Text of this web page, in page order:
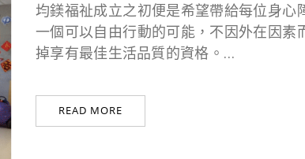
均鎂福祉成立之初便是希望帶給每位身心
一個可以自由行動的可能，不因外在因素
掉享有最佳生活品質的資格。…
READ MORE